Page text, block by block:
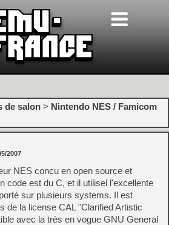
de salon > Nintendo NES / Famicom
2007
NES concu en open source et
code est du C, et il utilisel l'excellente
sur plusieurs systems. Il est
de la license CAL "Clarified Artistic
avec la très en vogue GNU General